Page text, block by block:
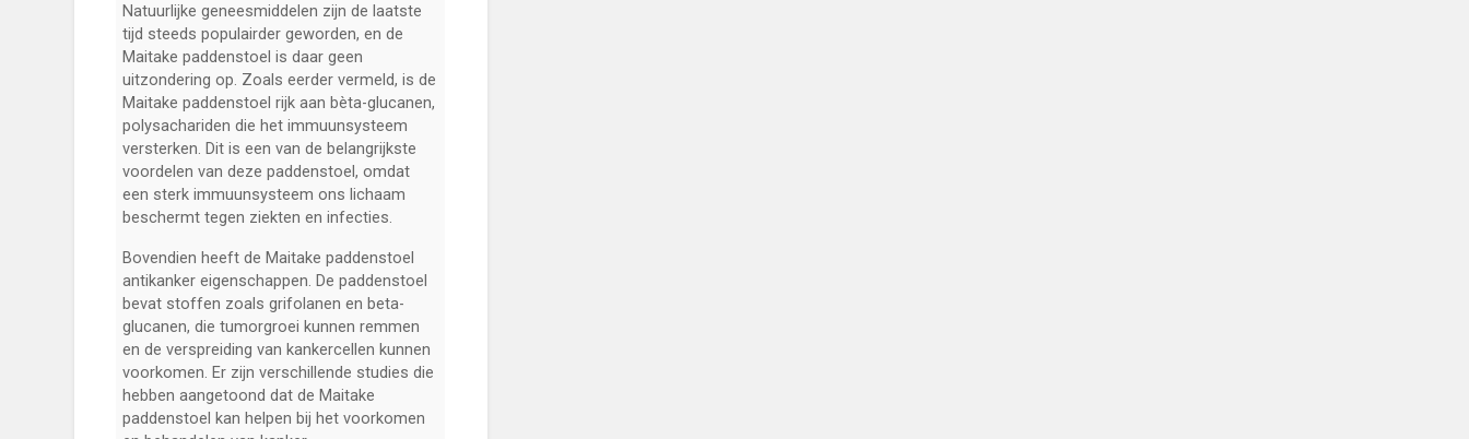
Natuurlijke geneesmiddelen zijn de laatste
tijd steeds populairder geworden, en de
Maitake paddenstoel is daar geen
uitzondering op. Zoals eerder vermeld, is de
Maitake paddenstoel rijk aan bèta-glucanen,
polysachariden die het immuunsysteem
versterken. Dit is een van de belangrijkste
voordelen van deze paddenstoel, omdat
een sterk immuunsysteem ons lichaam
beschermt tegen ziekten en infecties.
Bovendien heeft de Maitake paddenstoel
antikanker eigenschappen. De paddenstoel
bevat stoffen zoals grifolanen en beta-
glucanen, die tumorgroei kunnen remmen
en de verspreiding van kankercellen kunnen
voorkomen. Er zijn verschillende studies die
hebben aangetoond dat de Maitake
paddenstoel kan helpen bij het voorkomen